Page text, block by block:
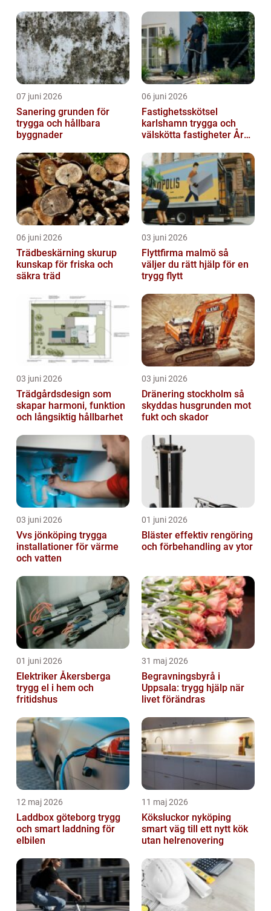
07 juni 2026
Sanering grunden för
trygga och hållbara
byggnader
06 juni 2026
Fastighetsskötsel
karlshamn trygga och
välskötta fastigheter Året
06 juni 2026
Trädbeskärning skurup
kunskap för friska och
säkra träd
03 juni 2026
Flyttfirma malmö så
väljer du rätt hjälp för en
trygg flytt
03 juni 2026
Trädgårdsdesign som
skapar harmoni, funktion
och långsiktig hållbarhet
03 juni 2026
Dränering stockholm så
skyddas husgrunden mot
fukt och skador
03 juni 2026
Vvs jönköping trygga
installationer för värme
och vatten
01 juni 2026
Bläster effektiv rengöring
och förbehandling av ytor
01 juni 2026
Elektriker Åkersberga
trygg el i hem och
fritidshus
31 maj 2026
Begravningsbyrå i
Uppsala: trygg hjälp när
livet förändras
12 maj 2026
Laddbox göteborg trygg
och smart laddning för
elbilen
11 maj 2026
Köksluckor nyköping
smart väg till ett nytt kök
utan helrenovering